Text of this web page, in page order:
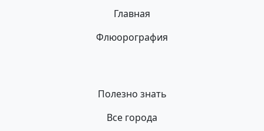
Главная
Флюорография
Полезно знать
Все города